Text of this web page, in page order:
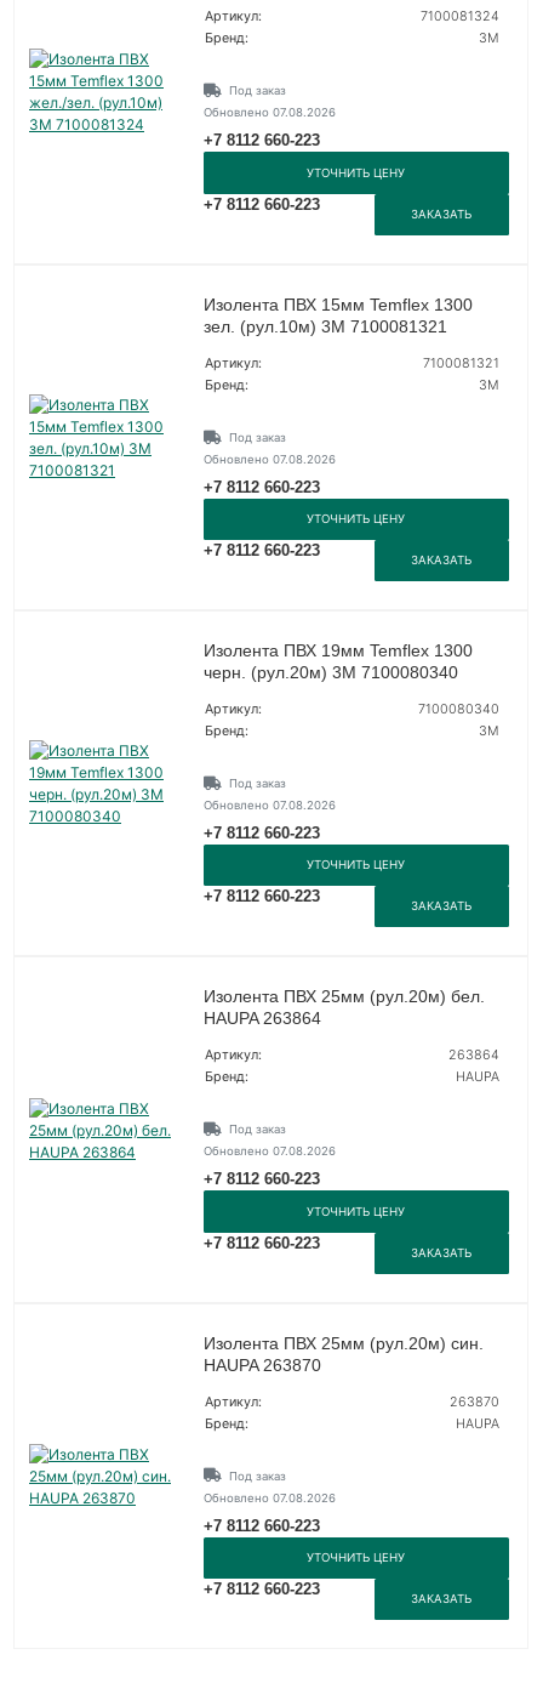
Артикул:
7100081324
Бренд:
3М
Под заказ
Обновлено 07.08.2026
+7 8112 660-223
УТОЧНИТЬ ЦЕНУ
+7 8112 660-223
ЗАКАЗАТЬ
Изолента ПВХ 15мм Temflex 1300
зел. (рул.10м) 3М 7100081321
Артикул:
7100081321
Бренд:
3М
Под заказ
Обновлено 07.08.2026
+7 8112 660-223
УТОЧНИТЬ ЦЕНУ
+7 8112 660-223
ЗАКАЗАТЬ
Изолента ПВХ 19мм Temflex 1300
черн. (рул.20м) 3М 7100080340
Артикул:
7100080340
Бренд:
3М
Под заказ
Обновлено 07.08.2026
+7 8112 660-223
УТОЧНИТЬ ЦЕНУ
+7 8112 660-223
ЗАКАЗАТЬ
Изолента ПВХ 25мм (рул.20м) бел.
HAUPA 263864
Артикул:
263864
Бренд:
HAUPA
Под заказ
Обновлено 07.08.2026
+7 8112 660-223
УТОЧНИТЬ ЦЕНУ
+7 8112 660-223
ЗАКАЗАТЬ
Изолента ПВХ 25мм (рул.20м) син.
HAUPA 263870
Артикул:
263870
Бренд:
HAUPA
Под заказ
Обновлено 07.08.2026
+7 8112 660-223
УТОЧНИТЬ ЦЕНУ
+7 8112 660-223
ЗАКАЗАТЬ